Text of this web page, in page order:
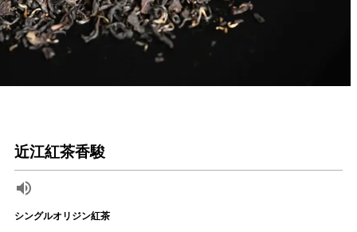
近江紅茶香駿
シングルオリジン紅茶